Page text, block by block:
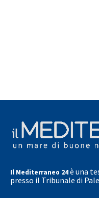
Il Mediterraneo 24è una
presso il Tribunale di